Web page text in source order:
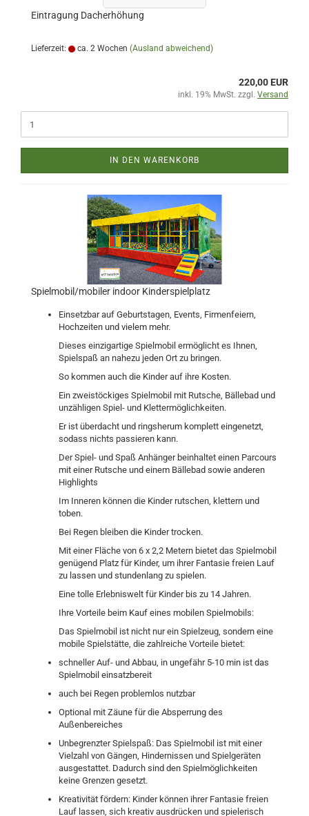
Eintragung Dacherhöhung
Lieferzeit: ca. 2 Wochen (Ausland abweichend)
220,00 EUR
inkl. 19% MwSt. zzgl. Versand
IN DEN WARENKORB
Spielmobil/mobiler indoor Kinderspielplatz
Einsetzbar auf Geburtstagen, Events, Firmenfeiern,
Hochzeiten und vielem mehr.
Dieses einzigartige Spielmobil ermöglicht es Ihnen,
Spielspaß an nahezu jeden Ort zu bringen.
So kommen auch die Kinder auf ihre Kosten.
Ein zweistöckiges Spielmobil mit Rutsche, Bällebad und
unzähligen Spiel- und Klettermöglichkeiten.
Er ist überdacht und ringsherum komplett eingenetzt,
sodass nichts passieren kann.
Der Spiel- und Spaß Anhänger beinhaltet einen Parcours
mit einer Rutsche und einem Bällebad sowie anderen
Highlights
Im Inneren können die Kinder rutschen, klettern und
toben.
Bei Regen bleiben die Kinder trocken.
Mit einer Fläche von 6 x 2,2 Metern bietet das Spielmobil
genügend Platz für Kinder, um ihrer Fantasie freien Lauf
zu lassen und stundenlang zu spielen.
Eine tolle Erlebniswelt für Kinder bis zu 14 Jahren.
Ihre Vorteile beim Kauf eines mobilen Spielmobils:
Das Spielmobil ist nicht nur ein Spielzeug, sondern eine
mobile Spielstätte, die zahlreiche Vorteile bietet:
schneller Auf- und Abbau, in ungefähr 5-10 min ist das
Spielmobil einsatzbereit
auch bei Regen problemlos nutzbar
Optional mit Zäune für die Absperrung des
Außenbereiches
Unbegrenzter Spielspaß: Das Spielmobil ist mit einer
Vielzahl von Gängen, Hindernissen und Spielgeräten
ausgestattet. Dadurch sind den Spielmöglichkeiten
keine Grenzen gesetzt.
Kreativität fördern: Kinder können ihrer Fantasie freien
Lauf lassen, sich kreativ ausdrücken und spielerisch